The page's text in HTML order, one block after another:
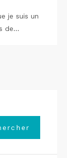
je suis un
de…